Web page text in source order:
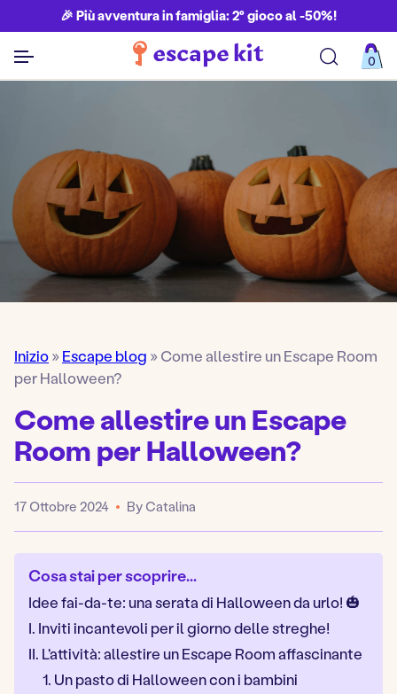
🎉 Più avventura in famiglia: 2° gioco al -50%!
0
Inizio»Escape blog »Come allestire un Escape Room
per Halloween?
Come allestire un Escape
Room per Halloween?
Published
17 Ottobre 2024 By Catalina
Cosa stai per scoprire...
Idee fai-da-te: una serata di Halloween da urlo! 🎃
I. Inviti incantevoli per il giorno delle streghe!
II. L'attività: allestire un Escape Room affascinante
1. Un pasto di Halloween con i bambini